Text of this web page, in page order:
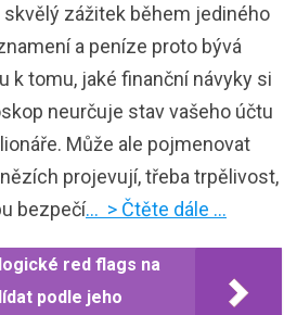
zážitek během jediného
a peníze proto bývá
k tomu, jaké finanční návyky si
neurčuje stav vašeho účtu
Může ale pojmenovat
projevují, třeba trpělivost,
bezpečí… > Čtěte dále …
red flags na
podle jeho